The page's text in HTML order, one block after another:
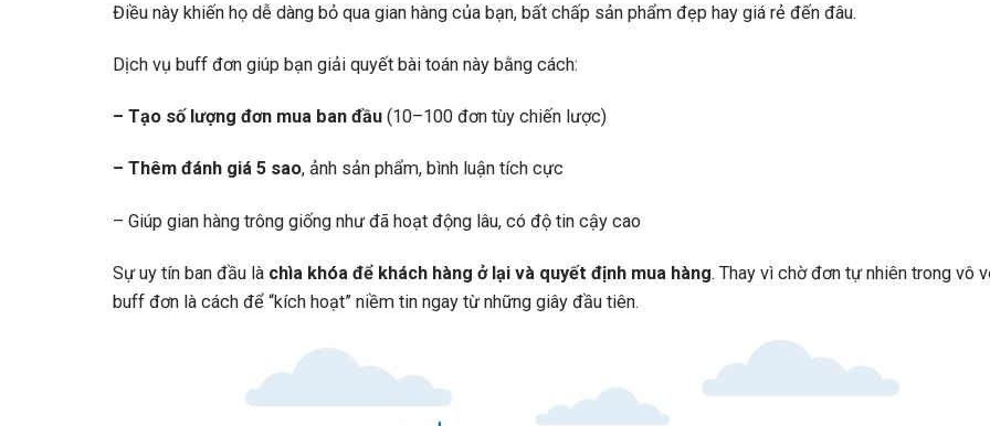
Điều này khiến họ dễ dàng bỏ qua gian hàng của bạn, bất chấp sản phẩm đẹp hay giá rẻ đến đâu.
Dịch vụ buff đơn giúp bạn giải quyết bài toán này bằng cách:
– Tạo số lượng đơn mua ban đầu (10–100 đơn tùy chiến lược)
– Thêm đánh giá 5 sao, ảnh sản phẩm, bình luận tích cực
– Giúp gian hàng trông giống như đã hoạt động lâu, có độ tin cậy cao
Sự uy tín ban đầu là chìa khóa để khách hàng ở lại và quyết định mua hàng. Thay vì chờ đơn tự nhiên trong vô
buff đơn là cách để “kích hoạt” niềm tin ngay từ những giây đầu tiên.